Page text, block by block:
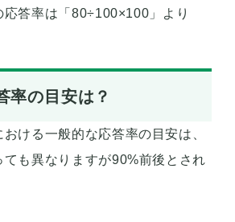
応答率は「80÷100×100」より
率の目安は？
ける一般的な応答率の目安は、
ても異なりますが90%前後とされ